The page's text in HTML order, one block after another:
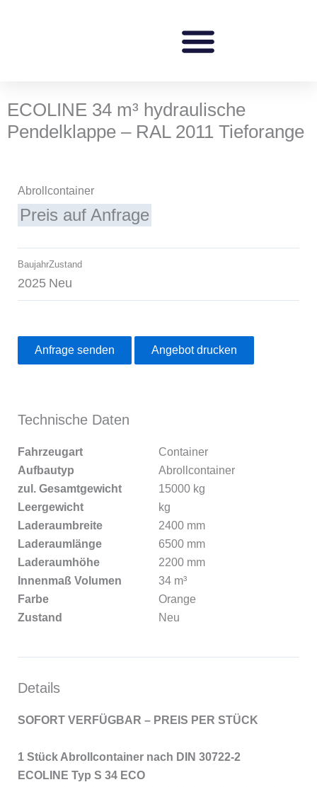
ECOLINE 34 m³ hydraulische
Pendelklappe – RAL 2011 Tieforange
Abrollcontainer
Preis auf Anfrage
Baujahr
2025
Zustand
Neu
Anfrage senden Angebot drucken
Technische Daten
Fahrzeugart
Container
Aufbautyp
Abrollcontainer
zul. Gesamtgewicht
15000 kg
Leergewicht
kg
Laderaumbreite
2400 mm
Laderaumlänge
6500 mm
Laderaumhöhe
2200 mm
Innenmaß Volumen
34 m³
Farbe
Orange
Zustand
Neu
Details
SOFORT VERFÜGBAR – PREIS PER STÜCK
1 Stück Abrollcontainer nach DIN 30722-2
ECOLINE Typ S 34 ECO